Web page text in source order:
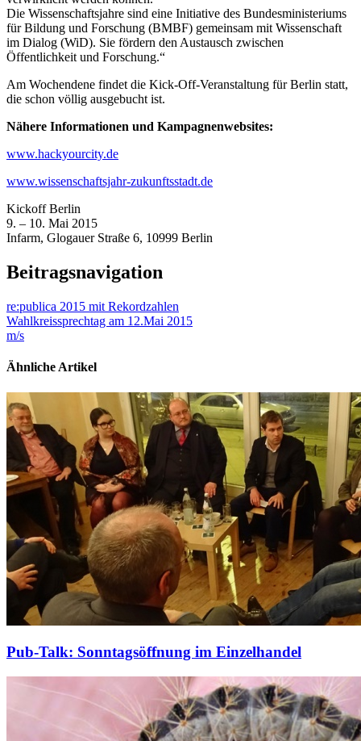
Die Wissenschaftsjahre sind eine Initiative des Bundesministeriums
für Bildung und Forschung (BMBF) gemeinsam mit Wissenschaft
im Dialog (WiD). Sie fördern den Austausch zwischen
Öffentlichkeit und Forschung.“
Am Wochendene findet die Kick-Off-Veranstaltung für Berlin statt,
die schon völlig ausgebucht ist.
Nähere Informationen und Kampagnenwebsites:
www.hackyourcity.de
www.wissenschaftsjahr-zukunftsstadt.de
Kickoff Berlin
9. – 10. Mai 2015
Infarm, Glogauer Straße 6, 10999 Berlin
Beitragsnavigation
re:publica 2015 mit Rekordzahlen
Wahlkreissprechtag am 12.Mai 2015
m/s
Ähnliche Artikel
Pub-Talk: Sonntagsöffnung im Einzelhandel